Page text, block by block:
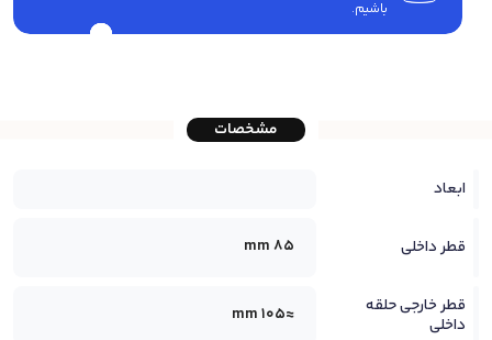
باشیم.
مشخصات
ابعاد
قطر داخلی 85 mm
قطر خارجی حلقه
داخلی
≈105 mm